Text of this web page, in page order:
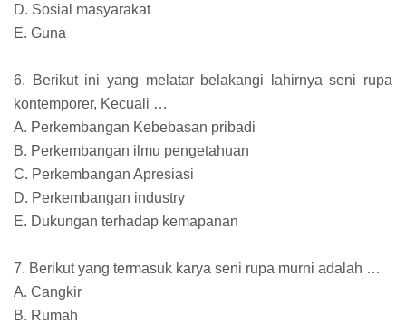
D. Sosial masyarakat
E. Guna
6. Berikut ini yang melatar belakangi lahirnya seni rupa
kontemporer, Kecuali …
A. Perkembangan Kebebasan pribadi
B. Perkembangan ilmu pengetahuan
C. Perkembangan Apresiasi
D. Perkembangan industry
E. Dukungan terhadap kemapanan
7. Berikut yang termasuk karya seni rupa murni adalah …
A. Cangkir
B. Rumah